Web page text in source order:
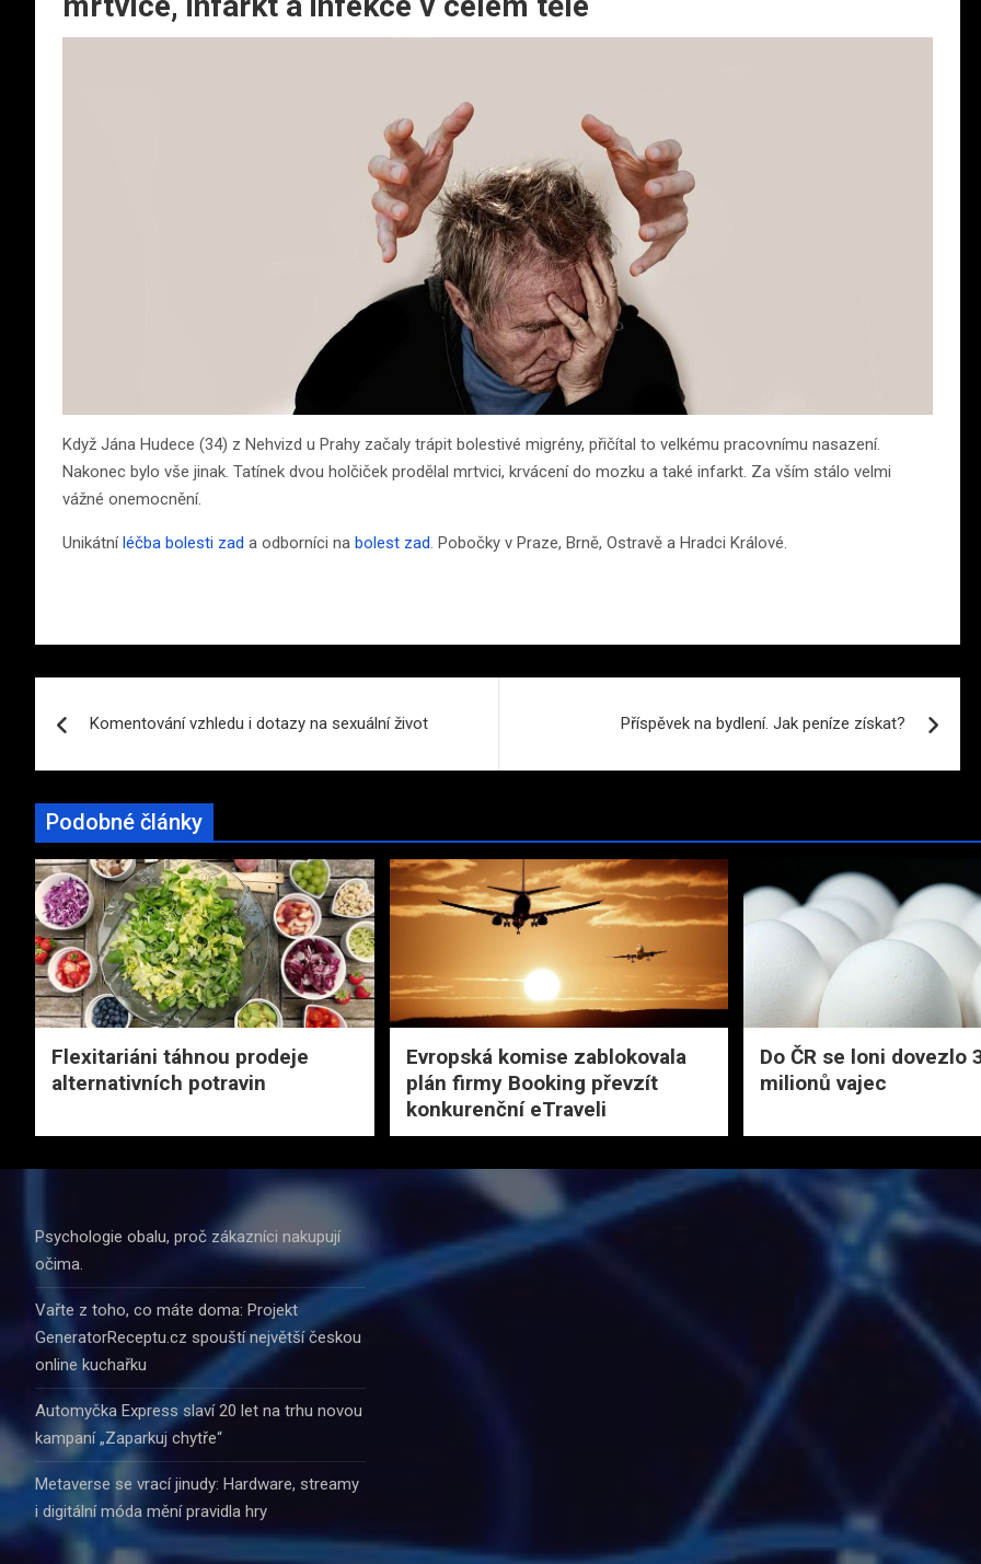
Když Jána Hudece (34) z Nehvizd u Prahy začaly trápit bolestivé migrény, přičítal to velkému pracovnímu nasazení.
Nakonec bylo vše jinak. Tatínek dvou holčiček prodělal mrtvici, krvácení do mozku a také infarkt. Za vším stálo velmi
vážné onemocnění.
Unikátníléčba bolesti zad a odborníci na bolest zad . Pobočky v Praze, Brně, Ostravě a Hradci Králové.
pro
Komentování vzhledu i dotazy na sexuální život Příspěvek na bydlení. Jak peníze získat?
Podobné články
Flexitariáni táhnou prodeje
alternativních potravin
Evropská komise zablokovala
plán firmy Booking převzít
konkurenční eTraveli
Do ČR se loni dovezlo
milionů vajec
Psychologie obalu, proč zákazníci nakupují
očima.
Vařte z toho, co máte doma: Projekt
GeneratorReceptu.cz spouští největší českou
online kuchařku
Automyčka Express slaví 20 let na trhu novou
kampaní „Zaparkuj chytře“
Metaverse se vrací jinudy: Hardware, streamy
i digitální móda mění pravidla hry